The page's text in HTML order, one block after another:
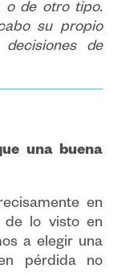
o de otro tipo.
su propio
de
una buena
en
de lo visto en
a elegir una
pérdida no